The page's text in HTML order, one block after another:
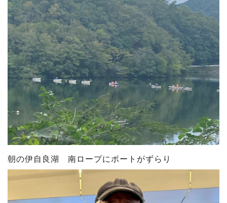
朝の伊自良湖 南ロープにボートがずらり